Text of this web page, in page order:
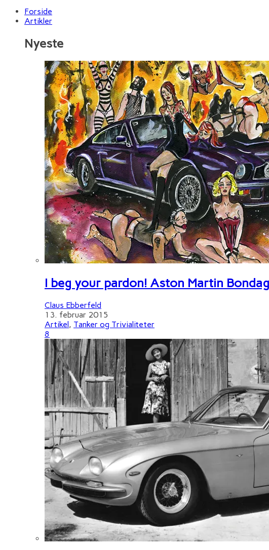
Forside
Artikler
Nyeste
I beg your pardon! Aston Martin
Claus Ebberfeld
13. februar 2015
Artikel, Tanker og Trivialiteter
8